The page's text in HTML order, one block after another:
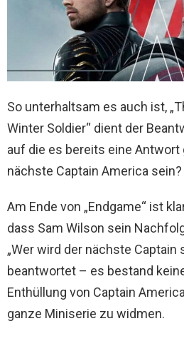
So unterhaltsam es auch ist,
Winter Soldier“ dient der
auf die es bereits eine Antwort
nächste Captain America sein?
Am Ende von „Endgame“ ist
dass Sam Wilson sein
„Wer wird der nächste Captain
beantwortet – es bestand
Enthüllung von Captain
ganze Miniserie zu widmen.